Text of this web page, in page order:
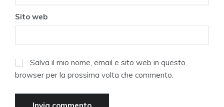
Sito web
Salva il mio nome, email e sito web in questo
browser per la prossima volta che commento.